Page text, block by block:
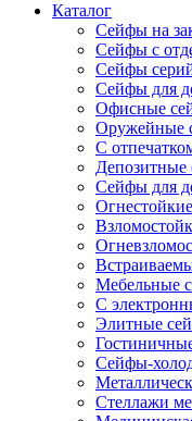
Каталог
Сейфы на
Сейфы с
Сейфы
Сейфы для
Офисные
Оружейные
С
Сейфы для
Мебельные
С
Элитные
Сейфы-
Стеллажи